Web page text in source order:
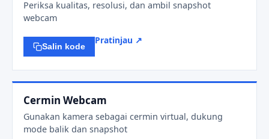
Periksa kualitas, resolusi, dan ambil snapshot
webcam
Salin kode
Pratinjau ↗
Cermin Webcam
Gunakan kamera sebagai cermin virtual, dukung
mode balik dan snapshot